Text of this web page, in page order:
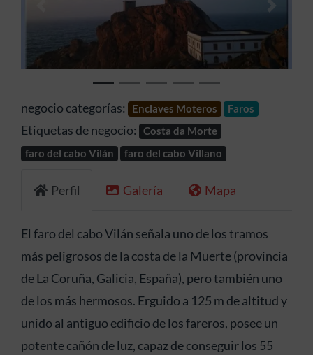
negocio categorías: Enclaves Moteros Faros
Etiquetas de negocio:
Costa da Morte
faro del cabo Vilán
faro del cabo Villano
Perfil Galería Mapa
El faro del cabo Vilán señala uno de los tramos
más peligrosos de la costa de la Muerte (provincia
de La Coruña, Galicia, España), pero también uno
de los más hermosos. Erguido a 125 m de altitud y
unido al antiguo edificio de los fareros, posee un
potente cañón de luz, capaz de conseguir los 55